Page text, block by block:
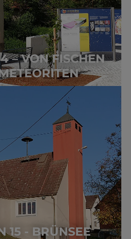
– VON FISCHEN
15 - BRÜNSEE